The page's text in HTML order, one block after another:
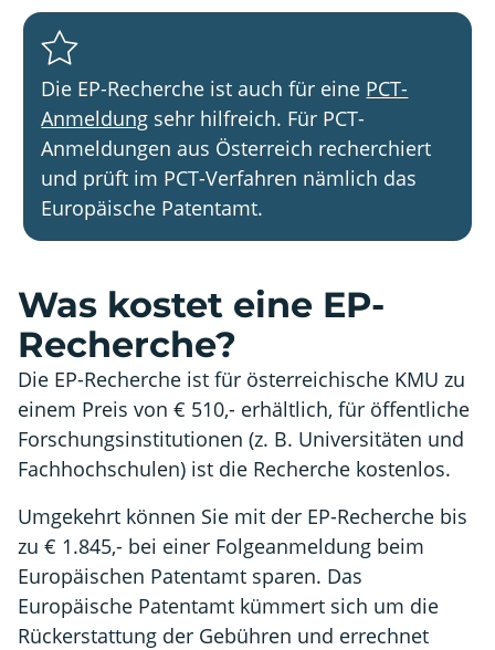
Die EP-Recherche ist auch für eine PCT-
Anmeldung sehr hilfreich. Für PCT-
Anmeldungen aus Österreich recherchiert
und prüft im PCT-Verfahren nämlich das
Europäische Patentamt.
Was kostet eine EP-
Recherche?
Die EP-Recherche ist für österreichische KMU zu
einem Preis von € 510,- erhältlich, für öffentliche
Forschungsinstitutionen (z. B. Universitäten und
Fachhochschulen) ist die Recherche kostenlos.
Umgekehrt können Sie mit der EP-Recherche bis
zu € 1.845,- bei einer Folgeanmeldung beim
Europäischen Patentamt sparen. Das
Europäische Patentamt kümmert sich um die
Rückerstattung der Gebühren und errechnet